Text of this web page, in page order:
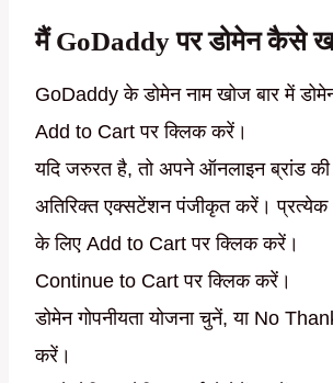
मैं GoDaddy पर डोमेन कैसे
GoDaddy के डोमेन नाम खोज बार में
Add to Cart पर क्लिक करें।
यदि जरुरत है, तो अपने ऑनलाइन ब्रांड की
अतिरिक्त एक्सटेंशन पंजीकृत करें। प्रत्येक
के लिए Add to Cart पर क्लिक करें।
Continue to Cart पर क्लिक करें।
डोमेन गोपनीयता योजना चुनें, या No
करें।